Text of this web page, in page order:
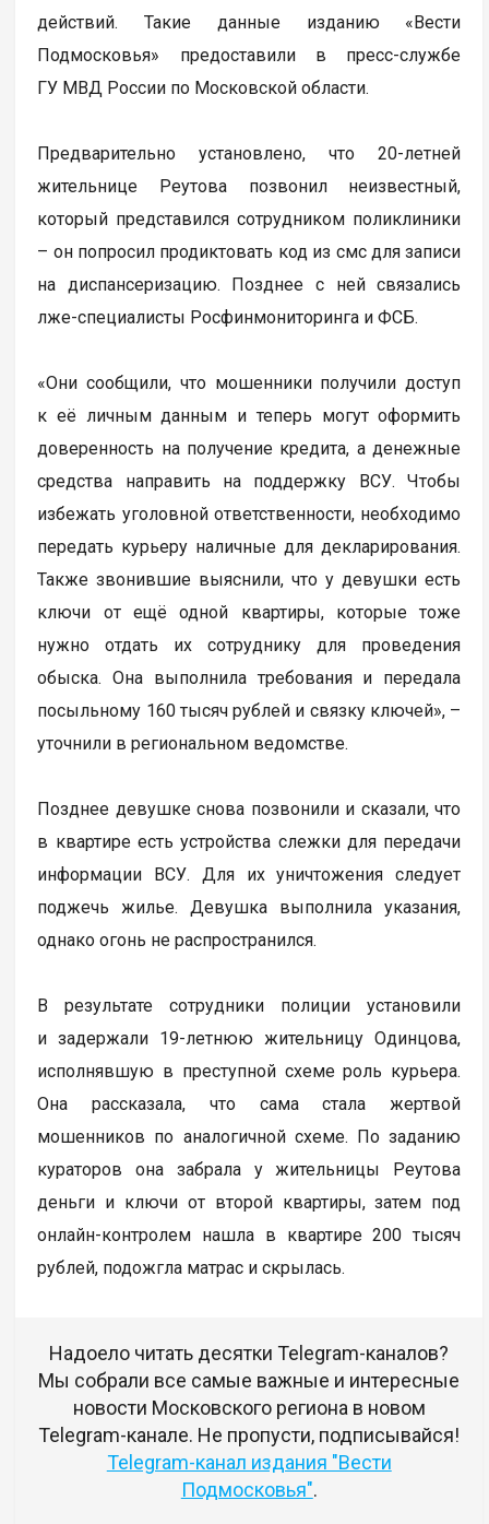
действий. Такие данные изданию «Вести
Подмосковья» предоставили в пресс-службе
ГУ МВД России по Московской области.
Предварительно установлено, что 20-летней
жительнице Реутова позвонил неизвестный,
который представился сотрудником поликлиники
– он попросил продиктовать код из смс для записи
на диспансеризацию. Позднее с ней связались
лже-специалисты Росфинмониторинга и ФСБ.
«Они сообщили, что мошенники получили доступ
к её личным данным и теперь могут оформить
доверенность на получение кредита, а денежные
средства направить на поддержку ВСУ. Чтобы
избежать уголовной ответственности, необходимо
передать курьеру наличные для декларирования.
Также звонившие выяснили, что у девушки есть
ключи от ещё одной квартиры, которые тоже
нужно отдать их сотруднику для проведения
обыска. Она выполнила требования и передала
посыльному 160 тысяч рублей и связку ключей», –
уточнили в региональном ведомстве.
Позднее девушке снова позвонили и сказали, что
в квартире есть устройства слежки для передачи
информации ВСУ. Для их уничтожения следует
поджечь жилье. Девушка выполнила указания,
однако огонь не распространился.
В результате сотрудники полиции установили
и задержали 19-летнюю жительницу Одинцова,
исполнявшую в преступной схеме роль курьера.
Она рассказала, что сама стала жертвой
мошенников по аналогичной схеме. По заданию
кураторов она забрала у жительницы Реутова
деньги и ключи от второй квартиры, затем под
онлайн-контролем нашла в квартире 200 тысяч
рублей, подожгла матрас и скрылась.
Надоело читать десятки Telegram-каналов?
Мы собрали все самые важные и интересные
новости Московского региона в новом
Telegram-канале. Не пропусти, подписывайся!
Telegram-канал издания "Вести
Подмосковья".